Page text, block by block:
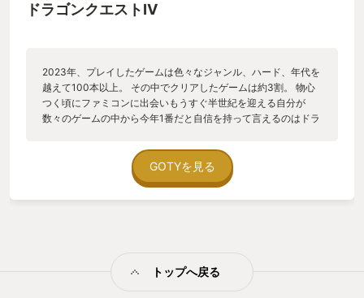
ドラゴンクエストⅣ
2023年、プレイしたゲームは色々なジャンル、ハード、年代を
越えて100本以上。 その中でクリアしたゲームは約3割。 物心
つく頃にファミコンに出会いもうすぐ半世紀を迎える自分が
数々のゲームの中から今年1番だと自信を持って言えるのはドラ
ある「Ⅲ」(実際自分も去年までは「Ⅲ」が最高峰だと思ってい
た)がストーリー、音楽など評価も高く何故今更「Ⅳ」を推すの
かと問われると自分でも上手く説明出来るのか自信がありませ
ーリーは進み、主人公は第五章からプレイヤーとして登場しま
GOTYを見る
トップへ戻る